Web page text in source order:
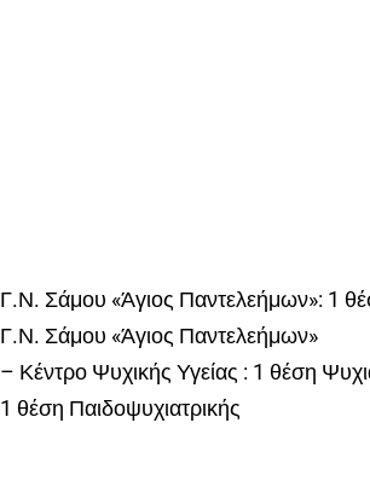
Γ.Ν. Σάμου «Άγιος Παντελεήμων»: 1
Γ.Ν. Σάμου «Άγιος Παντελεήμων»
– Κέντρο Ψυχικής Υγείας : 1 θέση
1 θέση Παιδοψυχιατρικής